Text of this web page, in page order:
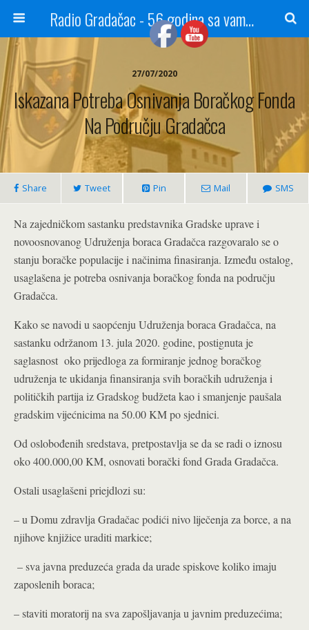
Radio Gradačac - 56 godina sa vama...
27/07/2020
Iskazana Potreba Osnivanja Boračkog Fonda
Na Području Gradačca
Share Tweet Pin Mail SMS
Na zajedničkom sastanku predstavnika Gradske uprave i
novoosnovanog Udruženja boraca Gradačca razgovaralo se o
stanju boračke populacije i načinima finasiranja. Između ostalog,
usaglašena je potreba osnivanja boračkog fonda na području
Gradačca.
Kako se navodi u saopćenju Udruženja boraca Gradačca, na
sastanku održanom 13. jula 2020. godine, postignuta je
saglasnost oko prijedloga za formiranje jednog boračkog
udruženja te ukidanja finansiranja svih boračkih udruženja i
političkih partija iz Gradskog budžeta kao i smanjenje paušala
gradskim vijećnicima na 50.00 KM po sjednici.
Od oslobođenih sredstava, pretpostavlja se da se radi o iznosu
oko 400.000,00 KM, osnovati borački fond Grada Gradačca.
Ostali usaglašeni priejdlozi su:
– u Domu zdravlja Gradačac podići nivo liječenja za borce, a na
njihove knjižice uraditi markice;
– sva javna preduzeća grada da urade spiskove koliko imaju
zaposlenih boraca;
– staviti moratorij na sva zapošljavanja u javnim preduzećima;